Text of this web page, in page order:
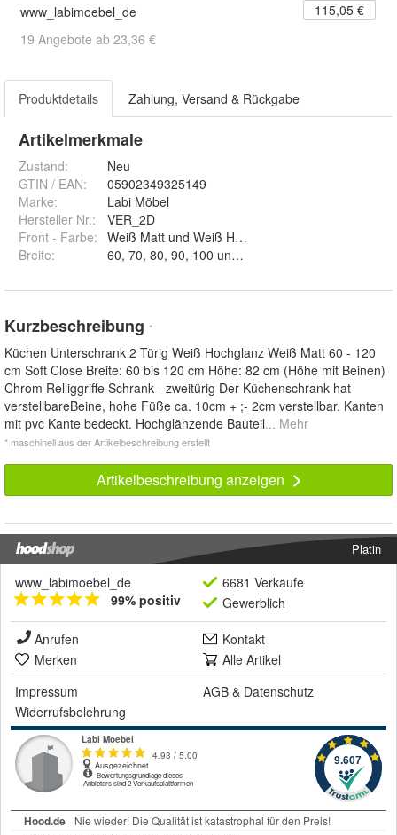
www_labimoebel_de
115,05 €
19 Angebote ab 23,36 €
Produktdetails Zahlung, Versand & Rückgabe
Artikelmerkmale
Zustand:
Neu
GTIN / EAN:
05902349325149
Marke:
Labi Möbel
Hersteller Nr.:
VER_2D
Front - Farbe:
Weiß Matt und Weiß Hochglanz
Breite: 60, 70, 80, 90, 100 und 120
Kurzbeschreibung *
Küchen Unterschrank 2 Türig Weiß Hochglanz Weiß Matt 60 - 120
cm Soft Close Breite: 60 bis 120 cm Höhe: 82 cm (Höhe mit Beinen)
Chrom Relliggriffe Schrank - zweitürig Der Küchenschrank hat
verstellbareBeine, hohe Füße ca. 10cm + ;- 2cm verstellbar. Kanten
mit pvc Kante bedeckt. Hochglänzende Bauteil... Mehr
* maschinell aus der Artikelbeschreibung erstellt
Artikelbeschreibung anzeigen
Platin
www_labimoebel_de
99% positiv
6681 Verkäufe
Gewerblich
Anrufen
Kontakt
Merken
Alle Artikel
Impressum
AGB & Datenschutz
Widerrufsbelehrung